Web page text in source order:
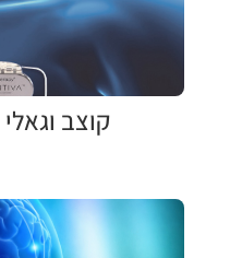
קוצב וגאלי VNS לאפילפסיה